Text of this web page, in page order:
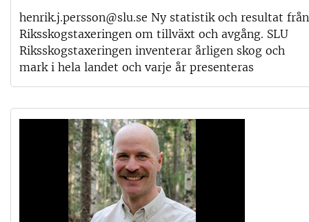
henrik.j.persson@slu.se Ny statistik och resultat från
Riksskogstaxeringen om tillväxt och avgång. SLU
Riksskogstaxeringen inventerar årligen skog och
mark i hela landet och varje år presenteras